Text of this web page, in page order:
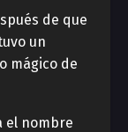
de que
un
mágico de
el nombre